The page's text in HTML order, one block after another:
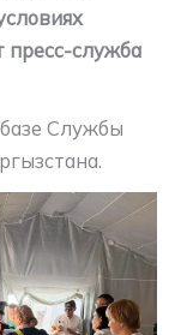
пресс-служба
Службы